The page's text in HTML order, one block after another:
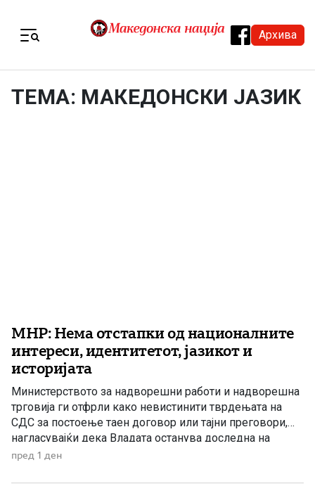
Архива
ТЕМА: МАКЕДОНСКИ ЈАЗИК
МНР: Нема отстапки од националните
интереси, идентитетот, јазикот и
историјата
Министерството за надворешни работи и надворешна
трговија ги отфрли како невистинити тврдењата на
СДС за постоење таен договор или тајни преговори,
нагласувајќи дека Владата останува доследна на
утврдените државни позиции и нема да прифати
идентитетот, јазикот и историјата. „Денешната прес-
пред 1 ден